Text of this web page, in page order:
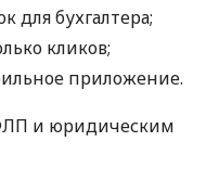
для бухгалтера;
кликов;
приложение.
и юридическим